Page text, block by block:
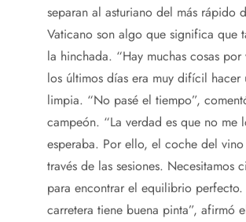
separan al asturiano del más rápido
Vaticano son algo que significa que
la hinchada. “Hay muchas cosas por
los últimos días era muy difícil hacer
limpia. “No pasé el tiempo”,
campeón. “La verdad es que no me
esperaba. Por ello, el coche del
través de las sesiones. Necesitamos
para encontrar el equilibrio perfecto.
carretera tiene buena pinta”, afirmó